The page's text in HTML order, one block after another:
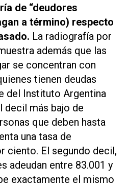
de “deudores
a término) respecto
La radiografía por
además que las
se concentran con
tienen deudas
del Instituto Argentina
decil más bajo de
que deben hasta
una tasa de
ciento. El segundo decil,
adeudan entre 83.001 y
exactamente el mismo